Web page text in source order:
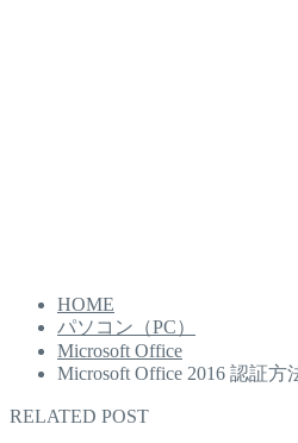
HOME
パソコン（PC）
Microsoft Office
Microsoft Office 2016 認証方
RELATED POST